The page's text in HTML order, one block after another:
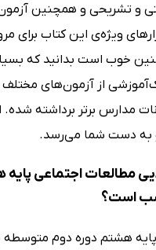
و تشریحی و همچنین
ویژه‌ی این کتاب برای
خوب است بدانید که
از آزمون‌های
مدارس برتر برداشته
به دست شما می‌رسد.
مطالعات اجتماعی
است؟
هشتم دوره دوم متوسطه